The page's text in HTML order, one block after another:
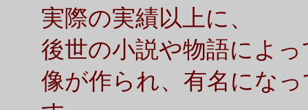
実際の実績以上に、
後世の小説や物語によっ
像が作られ、有名にな